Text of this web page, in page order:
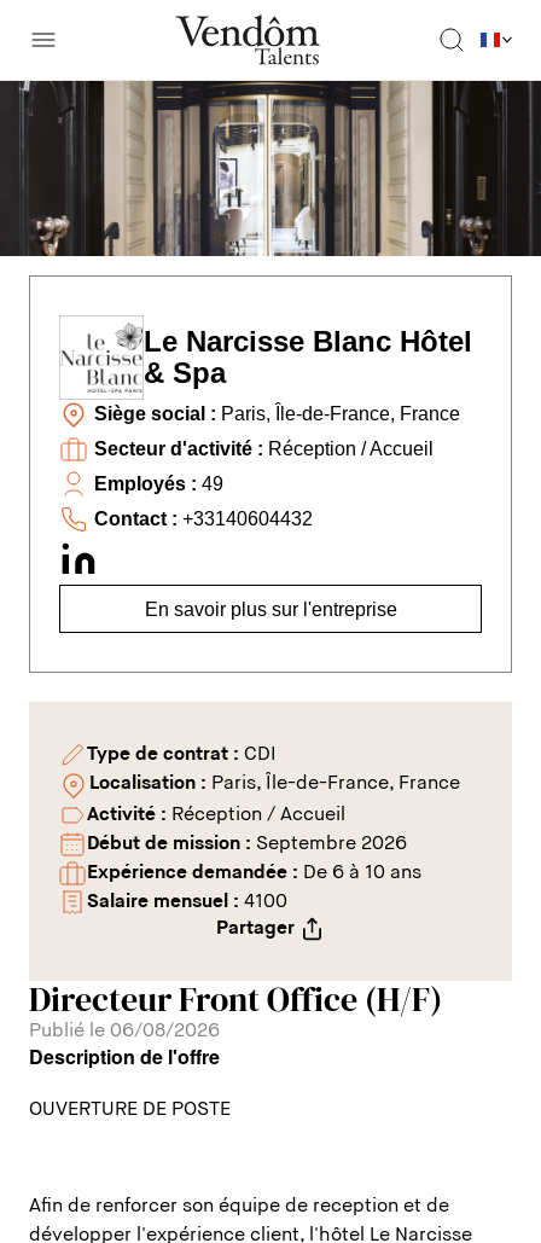
Le Narcisse Blanc Hôtel
& Spa
Siège social : Paris, Île-de-France, France
Secteur d'activité : Réception / Accueil
Employés : 49
Contact : +33140604432
En savoir plus sur l'entreprise
Type de contrat : CDI
Localisation : Paris, Île-de-France, France
Activité : Réception / Accueil
Début de mission : Septembre 2026
Expérience demandée : De 6 à 10 ans
Salaire mensuel : 4100
Partager
Directeur Front Office (H/F)
Publié le 06/08/2026
Description de l'offre
OUVERTURE DE POSTE
Afin de renforcer son équipe de reception et de
développer l'expérience client, l'hôtel Le Narcisse